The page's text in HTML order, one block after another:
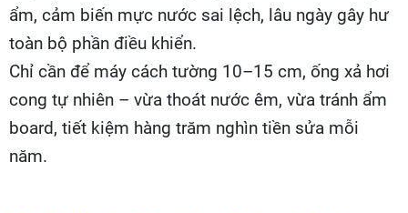
ẩm, cảm biến mực nước sai lệch, lâu ngày gây hư
toàn bộ phần điều khiển.
Chỉ cần để máy cách tường 10–15 cm, ống xả hơi
cong tự nhiên – vừa thoát nước êm, vừa tránh ẩm
board, tiết kiệm hàng trăm nghìn tiền sửa mỗi
năm.